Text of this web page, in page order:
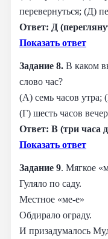
перевернуться; (Д)
Ответ: Д
Показать ответ
Задание 8. В каком
слово час?
(А) семь часов утра;
(Г) шесть часов
Ответ: В (три часа
Показать ответ
Задание 9. Мягкое
Гуляло по саду.
Местное «ме-е»
Обдирало ограду.
И призадумалось